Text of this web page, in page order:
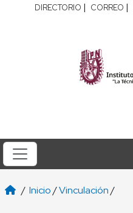
DIRECTORIO | CORREO |
/ Inicio/Vinculación/